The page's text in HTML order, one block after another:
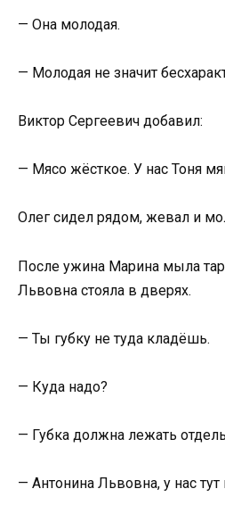
— Она молодая.
— Молодая не значит
Виктор Сергеевич добавил:
— Мясо жёсткое. У нас Тоня
Олег сидел рядом, жевал и
После ужина Марина мыла
Львовна стояла в дверях.
— Ты губку не туда кладёшь.
— Куда надо?
— Губка должна лежать
— Антонина Львовна, у нас тут